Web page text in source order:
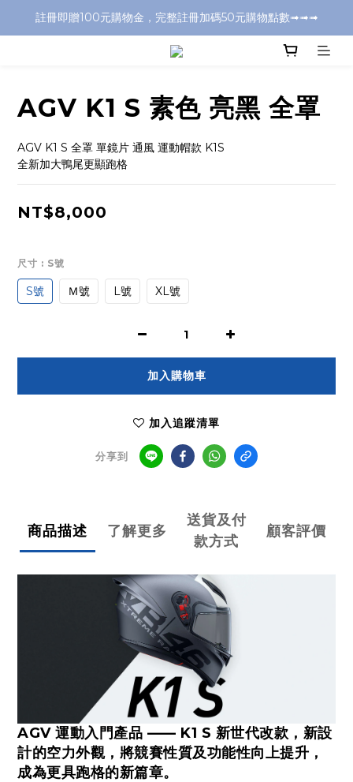
全店消費滿千元，超商取付免運費
註冊即贈100元購物金，完整註冊加碼50元購物點數➟➟➟
全店消費滿千元，超商取付免運費
AGV K1 S 素色 亮黑 全罩
AGV K1 S 全罩 單鏡片 通風 運動帽款 K1S
全新加大鴨尾更顯跑格
NT$8,000
尺寸 : S號
S號 Ｍ號 L號 XL號
加入購物車
加入追蹤清單
分享到
商品描述 了解更多
送貨及付
款方式
顧客評價
AGV 運動入門產品 —— K1 S 新世代改款，新設
計的空力外觀，將競賽性質及功能性向上提升，
成為更具跑格的新篇章。